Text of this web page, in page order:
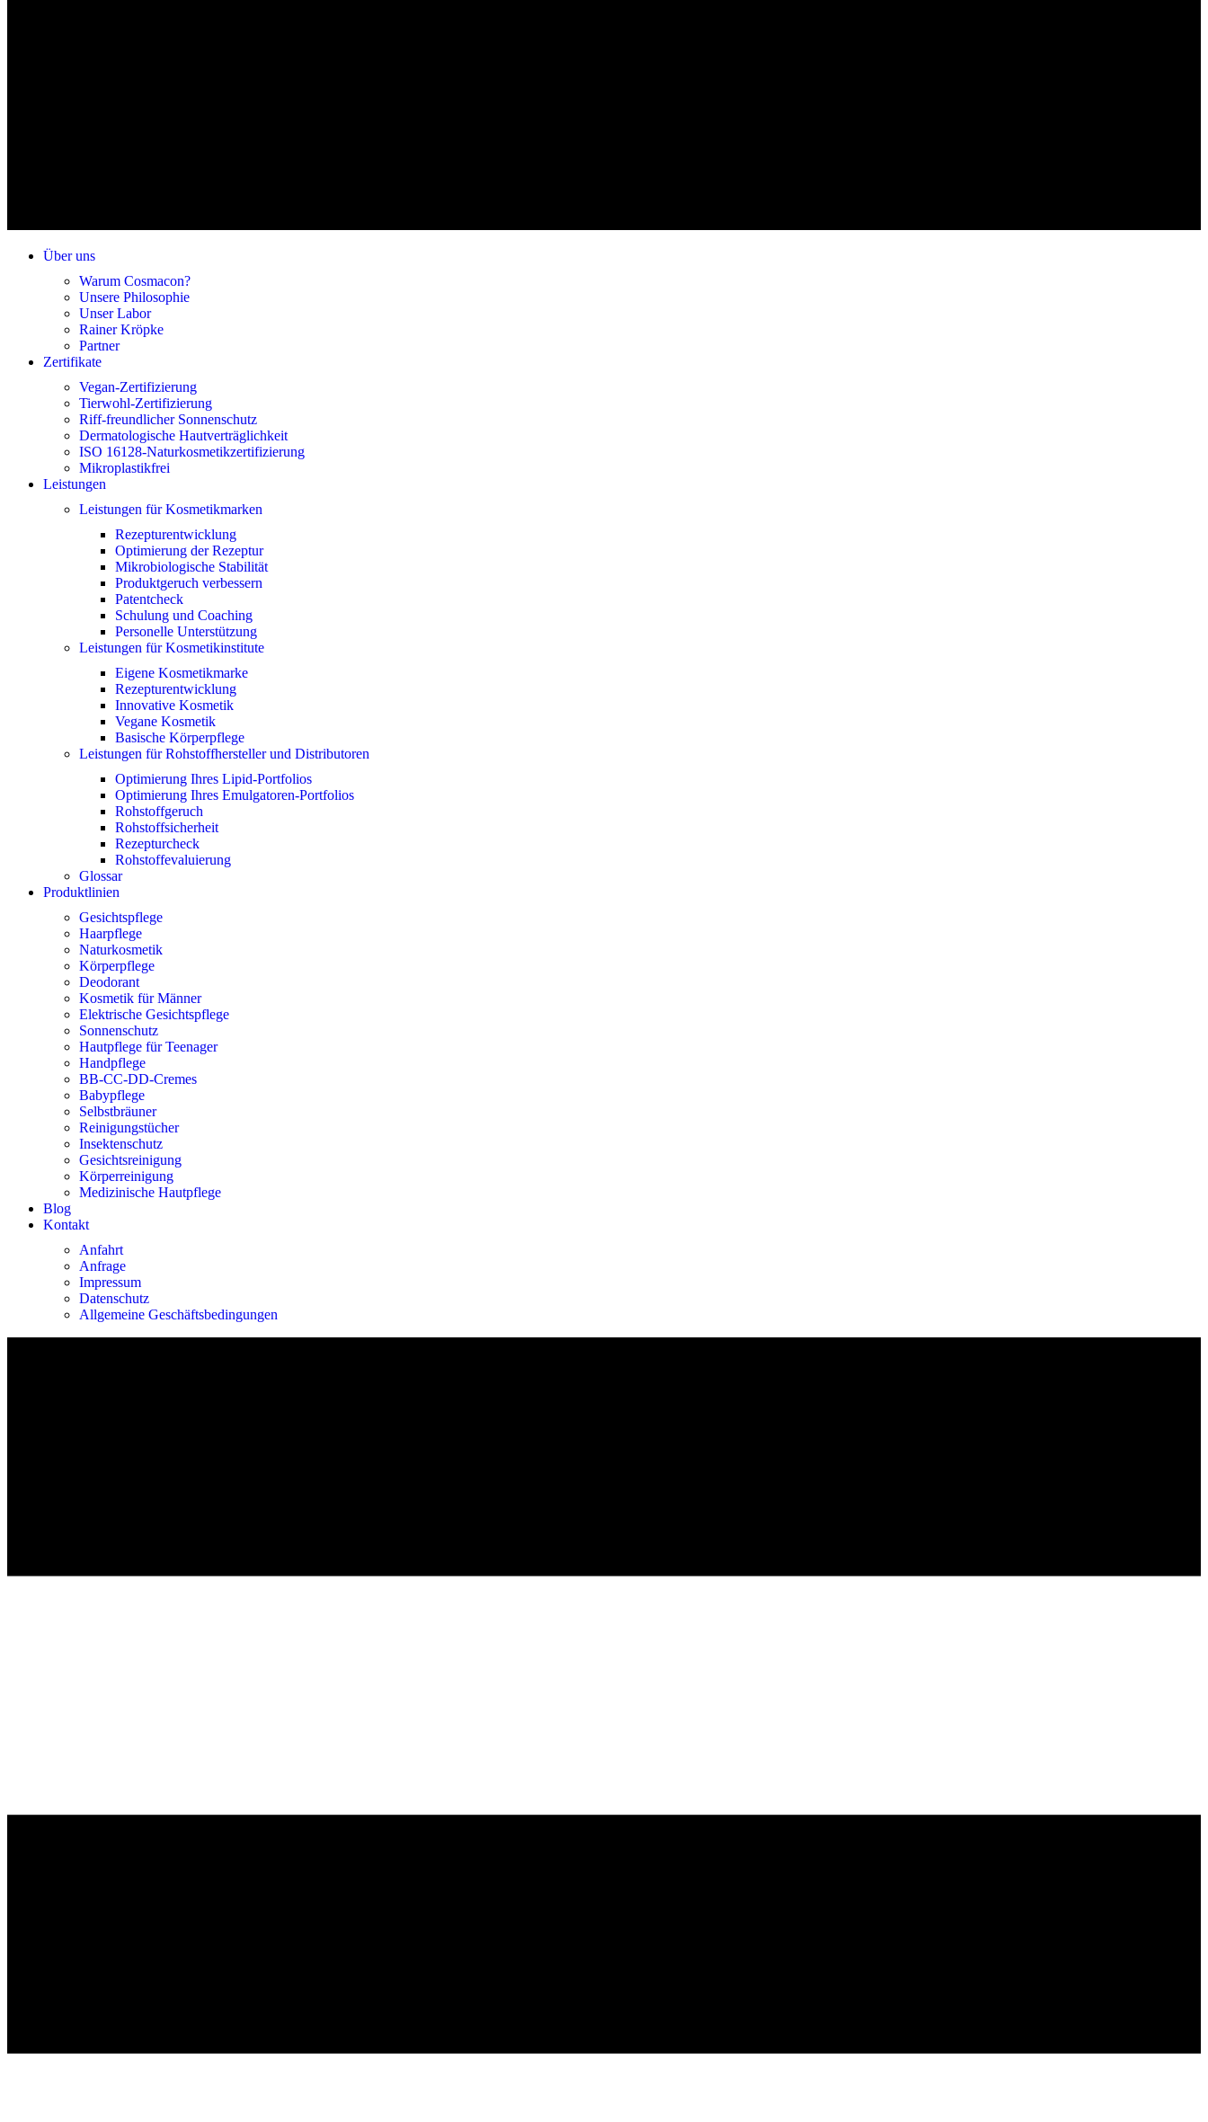
Über uns
Warum Cosmacon?
Unsere Philosophie
Unser Labor
Rainer Kröpke
Partner
Zertifikate
Vegan-Zertifizierung
Tierwohl-Zertifizierung
Riff-freundlicher Sonnenschutz
Dermatologische Hautverträglichkeit
ISO 16128-Naturkosmetikzertifizierung
Mikroplastikfrei
Leistungen
Leistungen für Kosmetikmarken
Rezepturentwicklung
Optimierung der Rezeptur
Mikrobiologische Stabilität
Produktgeruch verbessern
Patentcheck
Schulung und Coaching
Personelle Unterstützung
Leistungen für Kosmetikinstitute
Eigene Kosmetikmarke
Rezepturentwicklung
Innovative Kosmetik
Vegane Kosmetik
Basische Körperpflege
Leistungen für Rohstoffhersteller und Distributoren
Optimierung Ihres Lipid-Portfolios
Optimierung Ihres Emulgatoren-Portfolios
Rohstoffgeruch
Rohstoffsicherheit
Rezepturcheck
Rohstoffevaluierung
Glossar
Produktlinien
Gesichtspflege
Haarpflege
Naturkosmetik
Körperpflege
Deodorant
Kosmetik für Männer
Elektrische Gesichtspflege
Sonnenschutz
Hautpflege für Teenager
Handpflege
BB-CC-DD-Cremes
Babypflege
Selbstbräuner
Reinigungstücher
Insektenschutz
Gesichtsreinigung
Körperreinigung
Medizinische Hautpflege
Blog
Kontakt
Anfahrt
Anfrage
Impressum
Datenschutz
Allgemeine Geschäftsbedingungen